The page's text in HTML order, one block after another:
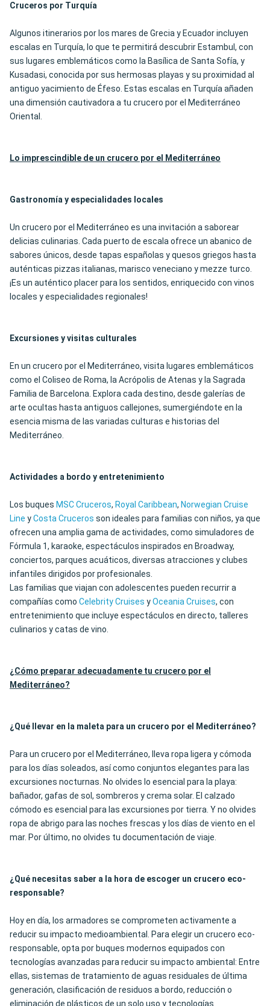
Cruceros por Turquía
Algunos itinerarios por los mares de Grecia y Ecuador incluyen
escalas en Turquía, lo que te permitirá descubrir Estambul, con
sus lugares emblemáticos como la Basílica de Santa Sofía, y
Kusadasi, conocida por sus hermosas playas y su proximidad al
antiguo yacimiento de Éfeso. Estas escalas en Turquía añaden
una dimensión cautivadora a tu crucero por el Mediterráneo
Oriental.
Lo imprescindible de un crucero por el Mediterráneo
Gastronomía y especialidades locales
Un crucero por el Mediterráneo es una invitación a saborear
delicias culinarias. Cada puerto de escala ofrece un abanico de
sabores únicos, desde tapas españolas y quesos griegos hasta
auténticas pizzas italianas, marisco veneciano y mezze turco.
¡Es un auténtico placer para los sentidos, enriquecido con vinos
locales y especialidades regionales!
Excursiones y visitas culturales
En un crucero por el Mediterráneo, visita lugares emblemáticos
como el Coliseo de Roma, la Acrópolis de Atenas y la Sagrada
Familia de Barcelona. Explora cada destino, desde galerías de
arte ocultas hasta antiguos callejones, sumergiéndote en la
esencia misma de las variadas culturas e historias del
Mediterráneo.
Actividades a bordo y entretenimiento
Los buques MSC Cruceros, Royal Caribbean, Norwegian Cruise
Line yCosta Cruceros son ideales para familias con niños, ya que
ofrecen una amplia gama de actividades, como simuladores de
Fórmula 1, karaoke, espectáculos inspirados en Broadway,
conciertos, parques acuáticos, diversas atracciones y clubes
infantiles dirigidos por profesionales.
Las familias que viajan con adolescentes pueden recurrir a
compañías como Celebrity Cruises yOceania Cruises, con
entretenimiento que incluye espectáculos en directo, talleres
culinarios y catas de vino.
¿Cómo preparar adecuadamente tu crucero por el
Mediterráneo?
¿Qué llevar en la maleta para un crucero por el Mediterráneo?
Para un crucero por el Mediterráneo, lleva ropa ligera y cómoda
para los días soleados, así como conjuntos elegantes para las
excursiones nocturnas. No olvides lo esencial para la playa:
bañador, gafas de sol, sombreros y crema solar. El calzado
cómodo es esencial para las excursiones por tierra. Y no olvides
ropa de abrigo para las noches frescas y los días de viento en el
mar. Por último, no olvides tu documentación de viaje.
¿Qué necesitas saber a la hora de escoger un crucero eco-
responsable?
Hoy en día, los armadores se comprometen activamente a
reducir su impacto medioambiental. Para elegir un crucero eco-
responsable, opta por buques modernos equipados con
tecnologías avanzadas para reducir su impacto ambiental: Entre
ellas, sistemas de tratamiento de aguas residuales de última
generación, clasificación de residuos a bordo, reducción o
eliminación de plásticos de un solo uso y tecnologías